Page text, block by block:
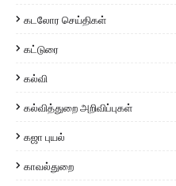
கடலோர செய்திகள்
கட்டுரை
கல்வி
கல்வித்துறை அறிவிப்புகள்
கஜா புயல்
காவல்துறை